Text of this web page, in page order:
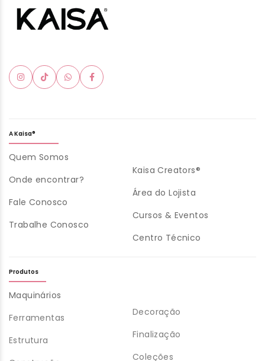
A Kaisa®
Quem Somos
Onde encontrar?
Fale Conosco
Trabalhe Conosco
Kaisa Creators®
Área do Lojista
Cursos & Eventos
Centro Técnico
Produtos
Maquinários
Ferramentas
Estrutura
Decoração
Finalização
Coleções